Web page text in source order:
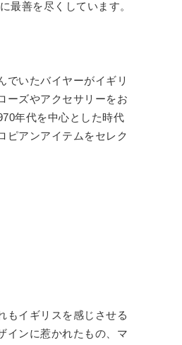
最善を尽くしています。
でいたバイヤーがイギリ
ーズやアクセサリーをお
年代を中心とした時代
ピアンアイテムをセレク
もイギリスを感じさせる
インに惹かれたもの、マ